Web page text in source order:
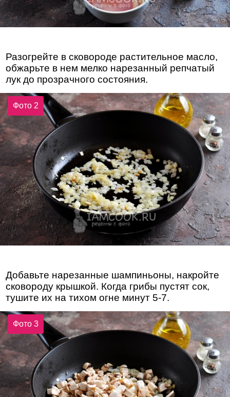
Разогрейте в сковороде растительное масло,
обжарьте в нем мелко нарезанный репчатый
лук до прозрачного состояния.
Фото 2
Добавьте нарезанные шампиньоны, накройте
сковороду крышкой. Когда грибы пустят сок,
тушите их на тихом огне минут 5-7.
Фото 3